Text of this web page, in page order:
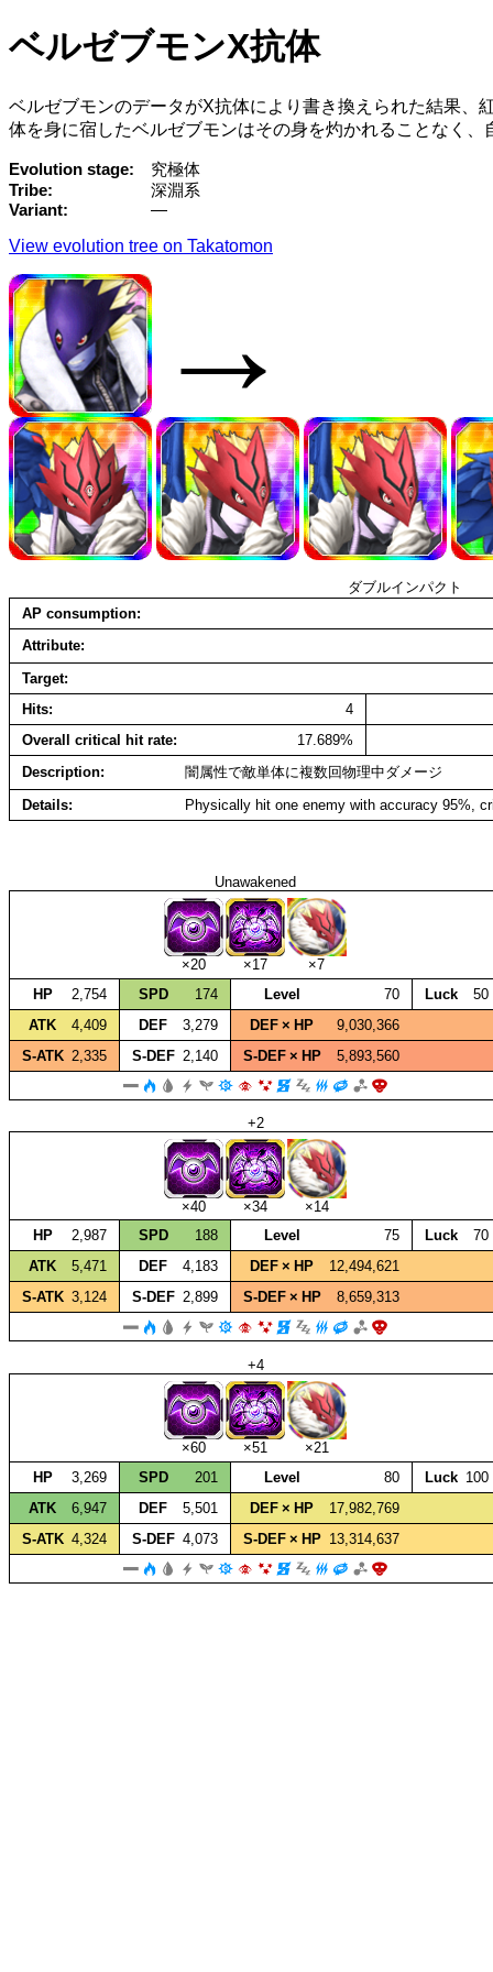
ベルゼブモンX抗体
ベルゼブモンのデータがX抗体により書き換えられた結果
体を身に宿したベルゼブモンはその身を灼かれることなく
Evolution stage
究極体
Tribe
深淵系
Variant
—
View evolution tree on Takatomon
→
ダブルインパクト
AP consumption
Attribute
Target
Hits
4
Overall critical hit rate
17.689%
Description
闇属性で敵単体に複数回物理中ダメージ
Details
Physically hit one enemy with accuracy 95%,
Unawakened
×20 ×17
×7
HP
2,754 SPD 174 Level 70 Luck
50
ATK
4,409 DEF 3,279 DEF × HP
9,030,366
S‑ATK 2,335 S‑DEF 2,140 S‑DEF × HP 5,893,560
+2
×40 ×34
×14
HP
2,987 SPD 188 Level 75 Luck
70
ATK
5,471 DEF 4,183 DEF × HP
12,494,621
S‑ATK 3,124 S‑DEF 2,899 S‑DEF × HP 8,659,313
+4
×60 ×51
×21
HP
3,269 SPD 201 Level 80 Luck 100
ATK
6,947 DEF 5,501 DEF × HP
17,982,769
S‑ATK 4,324 S‑DEF 4,073 S‑DEF × HP 13,314,637